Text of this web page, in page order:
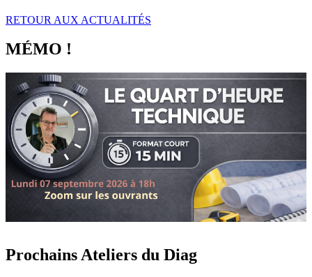
RETOUR AUX ACTUALITÉS
MÉMO !
Prochains Ateliers du Diag